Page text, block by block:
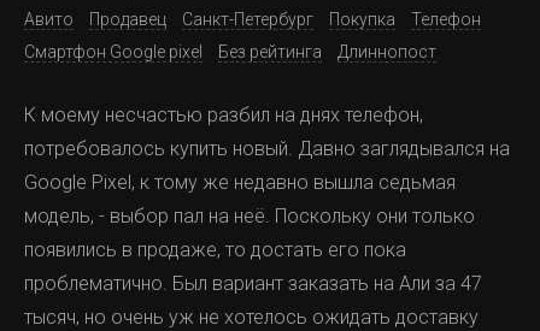
Авито Продавец Санкт-Петербург Покупка
Телефон
Смартфон Google pixel
Без рейтинга Длиннопост
К моему несчастью разбил на днях телефон,
потребовалось купить новый. Давно заглядывался на
Google Pixel, к тому же недавно вышла седьмая
модель, - выбор пал на неё. Поскольку они только
появились в продаже, то достать его пока
проблематично. Был вариант заказать на Али за 47
тысяч, но очень уж не хотелось ожидать доставку